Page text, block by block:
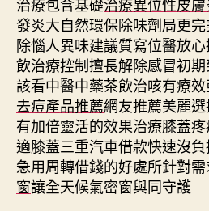
發炎大自然環保除味劑局更完
除惱人異味建議質寫位醫放
飲治療控制擅長解除感冒初
該看中醫中藥茶飲治咳有療
去痘產品推薦網友推薦美麗
有加倍靈活的效果治療膝蓋
適膝蓋三重汽車借款快速沒
急用周轉借錢的好處所針對
窗讓全天候氣密窗與同守護